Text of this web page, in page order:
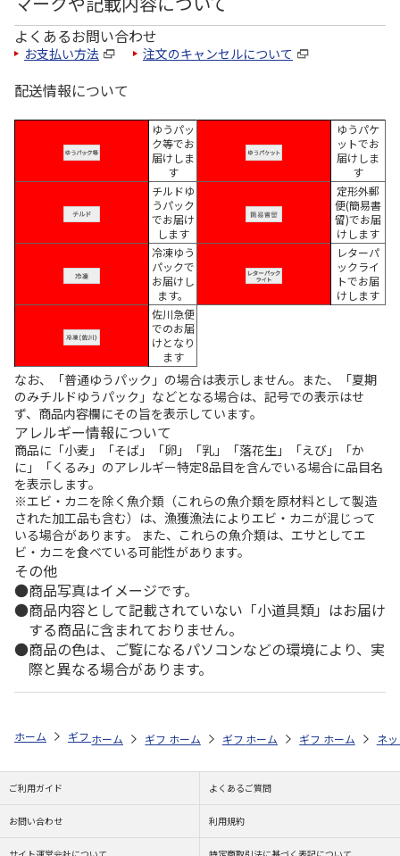
よくあるお問い合わせ
お支払い方法 注文のキャンセルについて
配送情報について
ゆうパッ
ク等でお
届けしま
す
ゆうパケ
ットでお
届けしま
す
チルドゆ
うパック
でお届け
します
定形外郵
便(簡易書
留)でお届
けします
冷凍ゆう
パックで
お届けし
ます。
レターパ
ックライ
トでお届
けします
佐川急便
でのお届
けとなり
ます
なお、「普通ゆうパック」の場合は表示しません。また、「夏期
のみチルドゆうパック」などとなる場合は、記号での表示はせ
ず、商品内容欄にその旨を表示しています。
アレルギー情報について
商品に「小麦」「そば」「卵」「乳」「落花生」「えび」「か
に」「くるみ」のアレルギー特定8品目を含んでいる場合に品目名
を表示します。
※エビ・カニを除く魚介類（これらの魚介類を原材料として製造
された加工品も含む）は、漁獲漁法によりエビ・カニが混じって
いる場合があります。 また、これらの魚介類は、エサとしてエ
ビ・カニを食べている可能性があります。
その他
商品写真はイメージです。
商品内容として記載されていない「小道具類」はお届け
する商品に含まれておりません。
商品の色は、ご覧になるパソコンなどの環境により、実
際と異なる場合があります。
ホーム ギフトストア お中元・夏ギフト特集 2026 そうめん・麺類
ホーム ギフトストア お中元・夏ギフト特集 2026
ホーム ギフトストア お中元・夏ギフト
ホーム ギフトストア お
ホーム ネ
ご利用ガイド よくあるご質問
お問い合わせ 利用規約